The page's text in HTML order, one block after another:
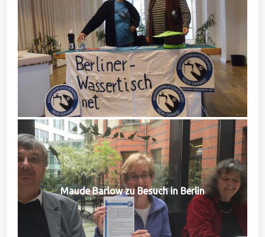
Maude Barlow zu Besuch in Berlin